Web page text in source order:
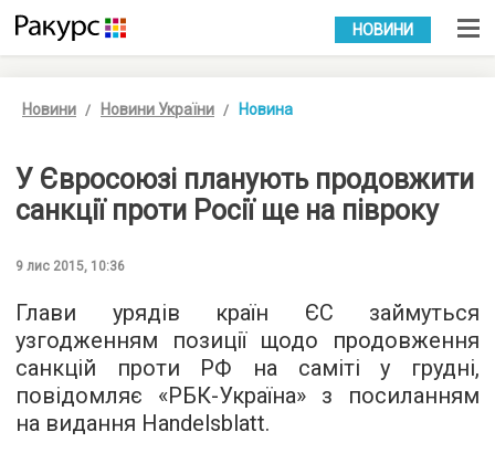
УКР РУС
НОВИНИ
Новини Новини України Новина
У Євросоюзі планують продовжити
санкції проти Росії ще на півроку
9 лис 2015, 10:36
Глави урядів країн ЄС займуться
узгодженням позиції щодо продовження
санкцій проти РФ на саміті у грудні,
повідомляє «РБК-Україна» з посиланням
на видання Handelsblatt.